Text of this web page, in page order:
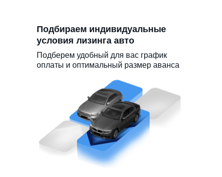
Подбираем индивидуальные
условия лизинга авто
Подберем удобный для вас график
оплаты и оптимальный размер аванса